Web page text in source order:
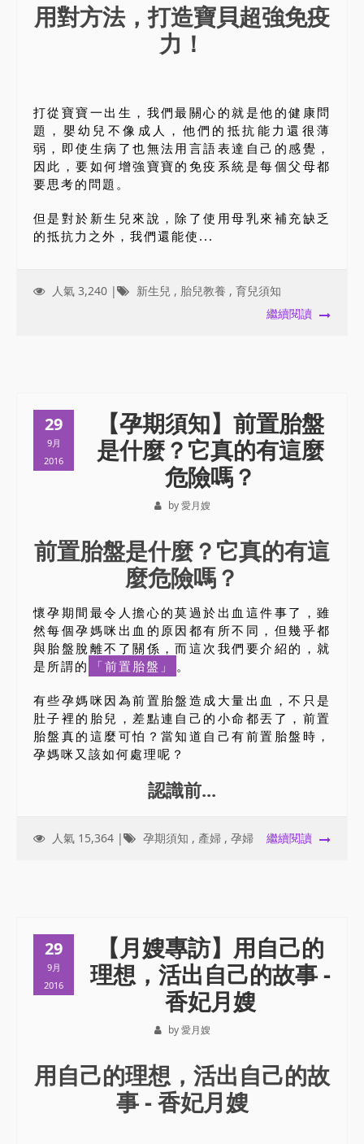
用對方法，打造寶貝超強免疫
力！
打從寶寶一出生，我們最關心的就是他的健康問
題，嬰幼兒不像成人，他們的抵抗能力還很薄
弱，即使生病了也無法用言語表達自己的感覺，
因此，要如何增強寶寶的免疫系統是每個父母都
要思考的問題。
但是對於新生兒來說，除了使用母乳來補充缺乏
的抵抗力之外，我們還能使...
人氣 3,240 | 新生兒 , 胎兒教養 , 育兒須知
繼續閱讀
29
9月
2016
【孕期須知】前置胎盤
是什麼？它真的有這麼
危險嗎？
by 愛月嫂
前置胎盤是什麼？它真的有這
麼危險嗎？
懷孕期間最令人擔心的莫過於出血這件事了，雖
然每個孕媽咪出血的原因都有所不同，但幾乎都
與胎盤脫離不了關係，而這次我們要介紹的，就
是所謂的
「前置胎盤」 。
有些孕媽咪因為前置胎盤造成大量出血，不只是
肚子裡的胎兒，差點連自己的小命都丟了，前置
胎盤真的這麼可怕？當知道自己有前置胎盤時，
孕媽咪又該如何處理呢？
認識前...
人氣 15,364 | 孕期須知 , 產婦 , 孕婦 繼續閱讀
29
9月
2016
【月嫂專訪】用自己的
理想，活出自己的故事 -
香妃月嫂
by 愛月嫂
用自己的理想，活出自己的故
事 - 香妃月嫂